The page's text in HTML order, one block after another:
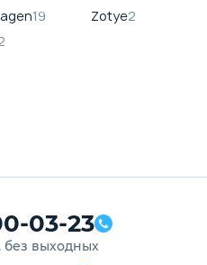
19
Zotye2
03-23
без выходных